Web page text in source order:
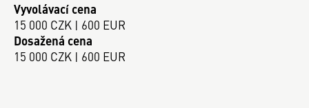
Vyvolávací cena
15 000 CZK | 600 EUR
Dosažená cena
15 000 CZK | 600 EUR